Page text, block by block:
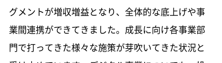
グメントが増収増益となり、全体的な底上げや事
業間連携ができてきました。成長に向け各事業部
門で打ってきた様々な施策が芽吹いてきた状況と
を軸に、成長する中国におけるトイホビー事業
島根スサノオマジックのサステナブル活
動 「SMILE HIGH FIVE」
特集：筆頭独立社外取締役からのメッセージ、
CFOメッセージ 805 KB
CIO／CISOメッセージ 802 KB